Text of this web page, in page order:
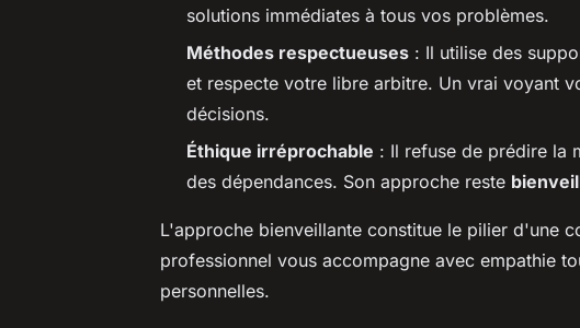
solutions immédiates à tous vos problèmes.
Méthodes respectueuses : Il utilise des
et respecte votre libre arbitre. Un vrai voyant
décisions.
Éthique irréprochable : Il refuse de prédire la
des dépendances. Son approche reste
L'approche bienveillante constitue le pilier d'une
professionnel vous accompagne avec empathie
personnelles.